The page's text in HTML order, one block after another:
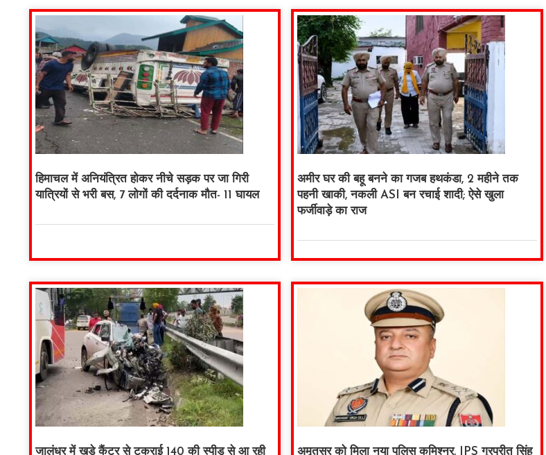
हिमाचल में अनियंत्रित होकर नीचे सड़क पर जा गिरी
यात्रियों से भरी बस, 7 लोगों की दर्दनाक मौत- 11 घायल
अमीर घर की बहू बनने का गजब हथकंडा, 2 महीने तक
पहनी खाकी, नकली ASI बन रचाई शादी; ऐसे खुला
फर्जीवाड़े का राज
जालंधर में खड़े कैंटर से टकराई 140 की स्पीड से आ रही अमृतसर को मिला नया पुलिस कमिश्नर, IPS गुरप्रीत सिंह